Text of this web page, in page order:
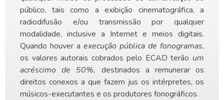
público, tais como a exibição cinematográfica, a
radiodifusão e/ou transmissão por qualquer
modalidade, inclusive a Internet e meios digitais.
Quando houver a execução pública de fonogramas,
os valores autorais cobrados pelo ECAD terão um
acréscimo de 50%,
destinados a remunerar os
direitos conexos a que fazem jus os intérpretes, os
músicos-executantes e os produtores fonográficos.